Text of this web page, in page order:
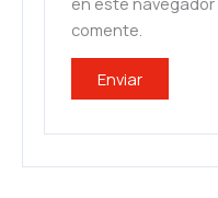
comente.